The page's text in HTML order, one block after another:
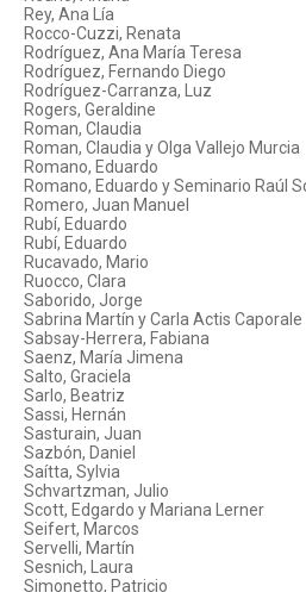
Rey, Ana Lía
Rocco-Cuzzi, Renata
Rodríguez, Ana María Teresa
Rodríguez, Fernando Diego
Rodríguez-Carranza, Luz
Rogers, Geraldine
Roman, Claudia
Roman, Claudia y Olga Vallejo Murcia
Romano, Eduardo
Romano, Eduardo y Seminario Raúl
Romero, Juan Manuel
Rubí, Eduardo
Rubí, Eduardo
Rucavado, Mario
Ruocco, Clara
Saborido, Jorge
Sabrina Martín y Carla Actis Caporale
Sabsay-Herrera, Fabiana
Saenz, María Jimena
Salto, Graciela
Sarlo, Beatriz
Sassi, Hernán
Sasturain, Juan
Sazbón, Daniel
Saítta, Sylvia
Schvartzman, Julio
Scott, Edgardo y Mariana Lerner
Seifert, Marcos
Servelli, Martín
Sesnich, Laura
Simonetto, Patricio